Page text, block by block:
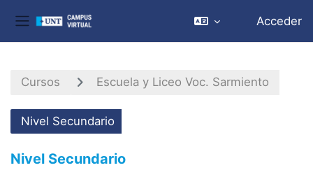
Acceder
Cursos Escuela y Liceo Voc. Sarmiento
Nivel Secundario
Nivel Secundario